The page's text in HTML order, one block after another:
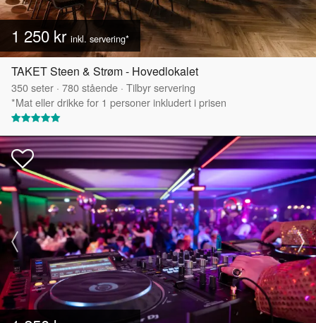
1 250 kr inkl. servering*
TAKET Steen & Strøm - Hovedlokalet
350seter · 780stående · Tilbyr servering
*Mat eller drikke for 1 personer inkludert i prisen